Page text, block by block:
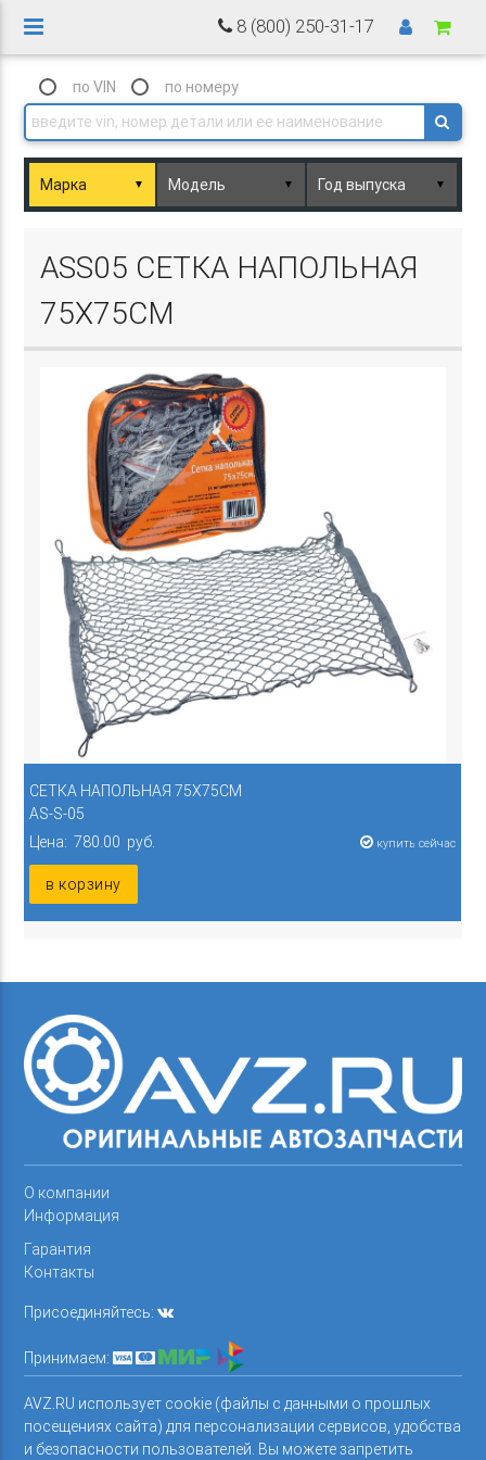
8 (800) 250-31-17
по VIN по номеру
▼ ▼ ▼
ASS05 СЕТКА НАПОЛЬНАЯ
75Х75СМ
СЕТКА НАПОЛЬНАЯ 75Х75СМ
AS-S-05
Цена: 780.00 руб.
купить сейчас
в корзину
О компании
Информация
Гарантия
Контакты
Присоединяйтесь:
Принимаем:
AVZ.RU использует cookie (файлы с данными о прошлых
посещениях сайта) для персонализации сервисов, удобства
и безопасности пользователей. Вы можете запретить